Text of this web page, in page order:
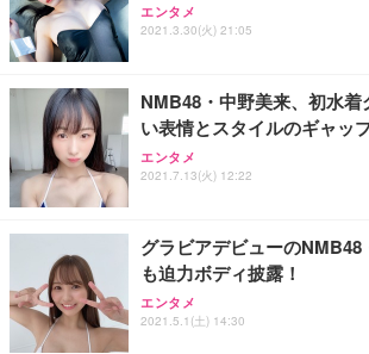
エンタメ
2021.3.30(火) 21:05
NMB48・中野美来、初水
い表情とスタイルのギャッ
エンタメ
2021.7.13(火) 12:22
グラビアデビューの
も迫力ボディ披露！
エンタメ
2021.5.1(土) 14:30